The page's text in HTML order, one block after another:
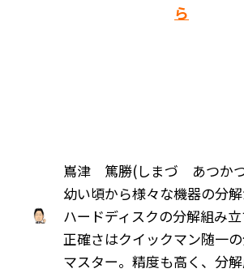
ら
嶌津 篤勝(しまづ あつか
幼い頃から様々な機器の分解
ハードディスクの分解組み
正確さはクイックマン随一
マスター。精度も高く、分